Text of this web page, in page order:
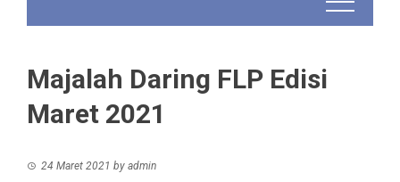
Majalah Daring FLP Edisi
Maret 2021
24 Maret 2021 by admin